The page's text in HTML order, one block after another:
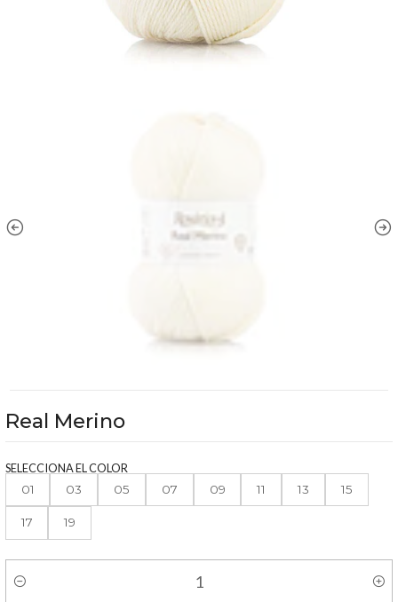
Real Merino
SELECCIONA EL COLOR
01
03 05 07 09 11 13 15
17 19
Cantidad